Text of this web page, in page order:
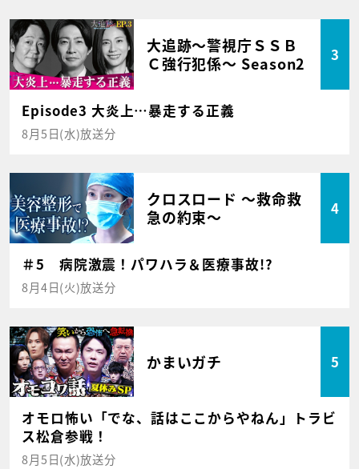
大追跡～警視庁ＳＳＢ
Ｃ強行犯係～ Season2
3
Episode3 大炎上…暴走する正義
8月5日(水)放送分
クロスロード ～救命救
急の約束～
4
＃5 病院激震！パワハラ＆医療事故!?
8月4日(火)放送分
かまいガチ 5
オモロ怖い「でな、話はここからやねん」トラビ
ス松倉参戦！
8月5日(水)放送分